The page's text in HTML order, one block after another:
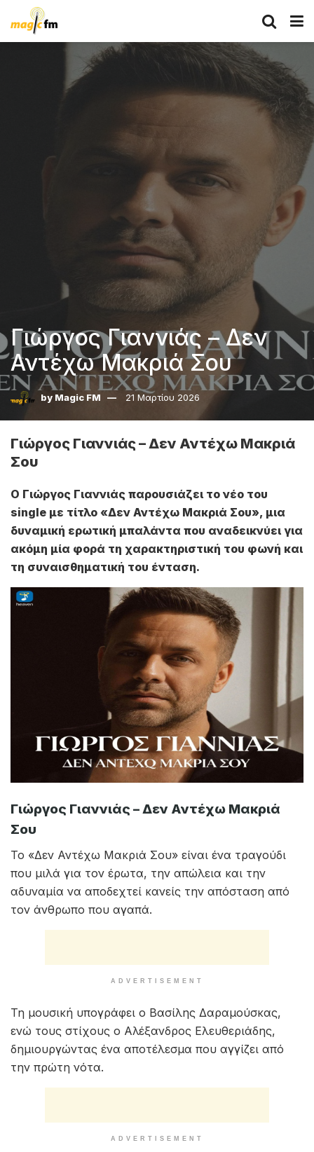
Γιώργος Γιαννιάς – Δεν
Αντέχω Μακριά Σου
by Magic FM 21 Μαρτίου 2026
Γιώργος Γιαννιάς – Δεν Αντέχω Μακριά
Σου
Ο Γιώργος Γιαννιάς παρουσιάζει το νέο του
single με τίτλο «Δεν Αντέχω Μακριά Σου», μια
δυναμική ερωτική μπαλάντα που αναδεικνύει για
ακόμη μία φορά τη χαρακτηριστική του φωνή και
τη συναισθηματική του ένταση.
Γιώργος Γιαννιάς – Δεν Αντέχω Μακριά
Σου
Το «Δεν Αντέχω Μακριά Σου» είναι ένα τραγούδι
που μιλά για τον έρωτα, την απώλεια και την
αδυναμία να αποδεχτεί κανείς την απόσταση από
τον άνθρωπο που αγαπά.
ADVERTISEMENT
Τη μουσική υπογράφει ο Βασίλης Δαραμούσκας,
ενώ τους στίχους ο Αλέξανδρος Ελευθεριάδης,
δημιουργώντας ένα αποτέλεσμα που αγγίζει από
την πρώτη νότα.
ADVERTISEMENT